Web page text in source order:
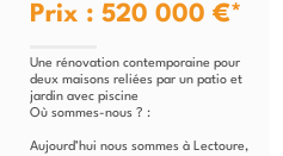
Prix : 520 000 €*
Une rénovation contemporaine pour
deux maisons reliées par un patio et
jardin avec piscine
Où sommes-nous ? :
Aujourd’hui nous sommes à Lectoure,